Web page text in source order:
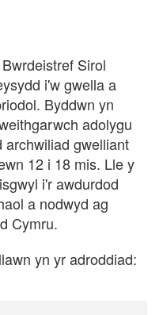
Sirol
i'w gwella a
Byddwn yn
adolygu
archwiliad gwelliant
12 i 18 mis. Lle y
i'r awdurdod
a nodwyd ag
Cymru.
yn yr adroddiad: